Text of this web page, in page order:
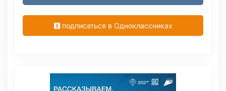
подписаться в Одноклассниках